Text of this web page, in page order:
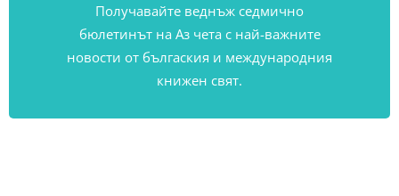
Получавайте веднъж седмично
бюлетинът на Аз чета с най-важните
новости от бългаския и международния
книжен свят.